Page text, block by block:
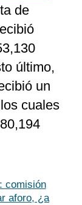
de
último,
un
cuales
comisión
aforo, ¿a